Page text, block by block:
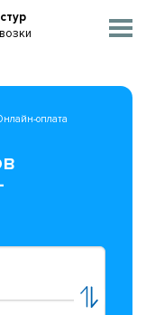
оплата